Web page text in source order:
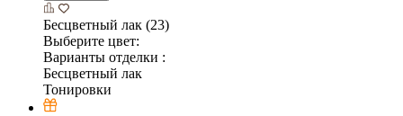
Бесцветный лак (23)
Выберите цвет:
Варианты отделки :
Бесцветный лак
Тонировки